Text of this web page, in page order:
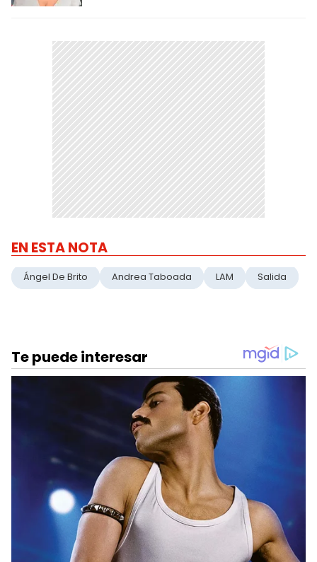
EN ESTA NOTA
Ángel De Brito Andrea Taboada LAM Salida